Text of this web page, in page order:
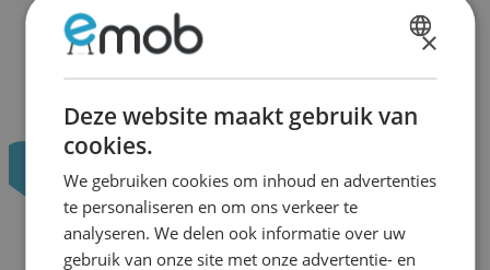
×
Deze website maakt gebruik van
cookies.
We gebruiken cookies om inhoud en advertenties
te personaliseren en om ons verkeer te
analyseren. We delen ook informatie over uw
gebruik van onze site met onze advertentie- en